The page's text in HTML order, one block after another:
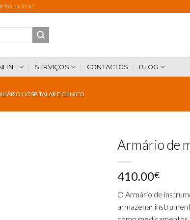
fixa nacional)
SERVIÇOS CONTACTOS BLOG
HOSPITALAR E CLINICO
Armário de
410.00€
O Armário de
armazenar